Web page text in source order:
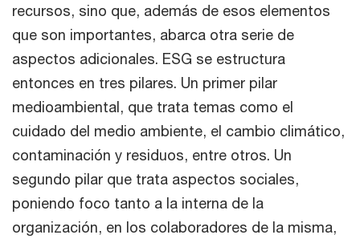
recursos, sino que, además de esos elementos
que son importantes, abarca otra serie de
aspectos adicionales. ESG se estructura
entonces en tres pilares. Un primer pilar
medioambiental, que trata temas como el
cuidado del medio ambiente, el cambio climático,
contaminación y residuos, entre otros. Un
segundo pilar que trata aspectos sociales,
poniendo foco tanto a la interna de la
organización, en los colaboradores de la misma,